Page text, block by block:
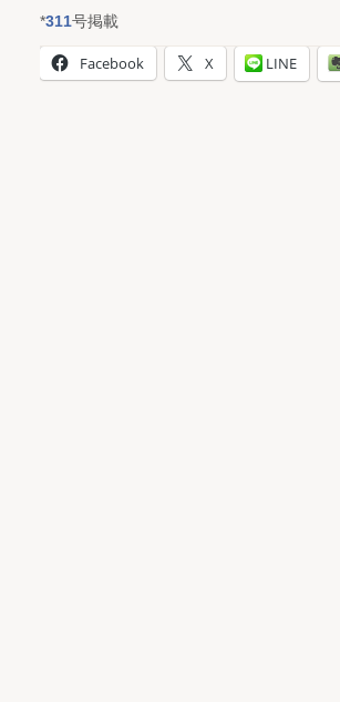
*311号掲載
Facebook X LINE